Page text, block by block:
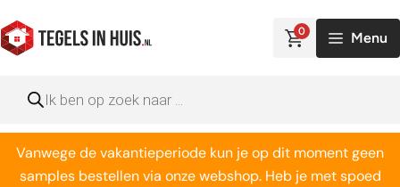
naar
de
0 Menu
zoeken
Vanwege de vakantieperiode kun je op dit moment geen
samples bestellen via onze webshop. Heb je met spoed